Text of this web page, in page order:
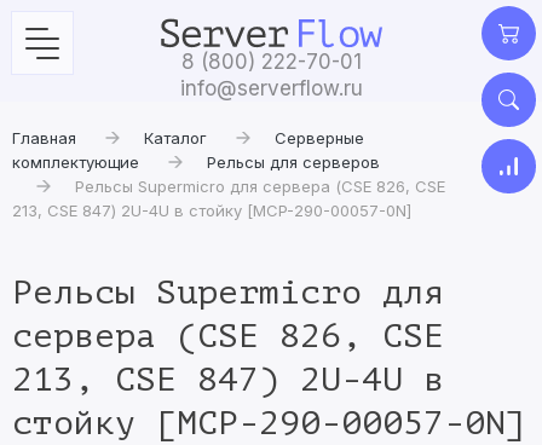
8 (800) 222-70-01
info@serverflow.ru
Главная Каталог
Серверные
комплектующие
Рельсы для серверов
Рельсы Supermicro для сервера (CSE 826, CSE
213, CSE 847) 2U-4U в стойку [MCP-290-00057-0N]
Рельсы Supermicro для
сервера (CSE 826, CSE
213, CSE 847) 2U-4U в
стойку [MCP-290-00057-0N]